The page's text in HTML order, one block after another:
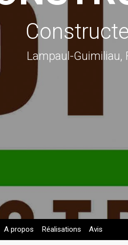
Lampaul-Guimiliau,
A propos Réalisations Avis